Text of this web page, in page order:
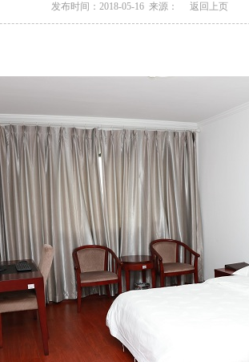
发布时间：2018-05-16 来源： 返回上页